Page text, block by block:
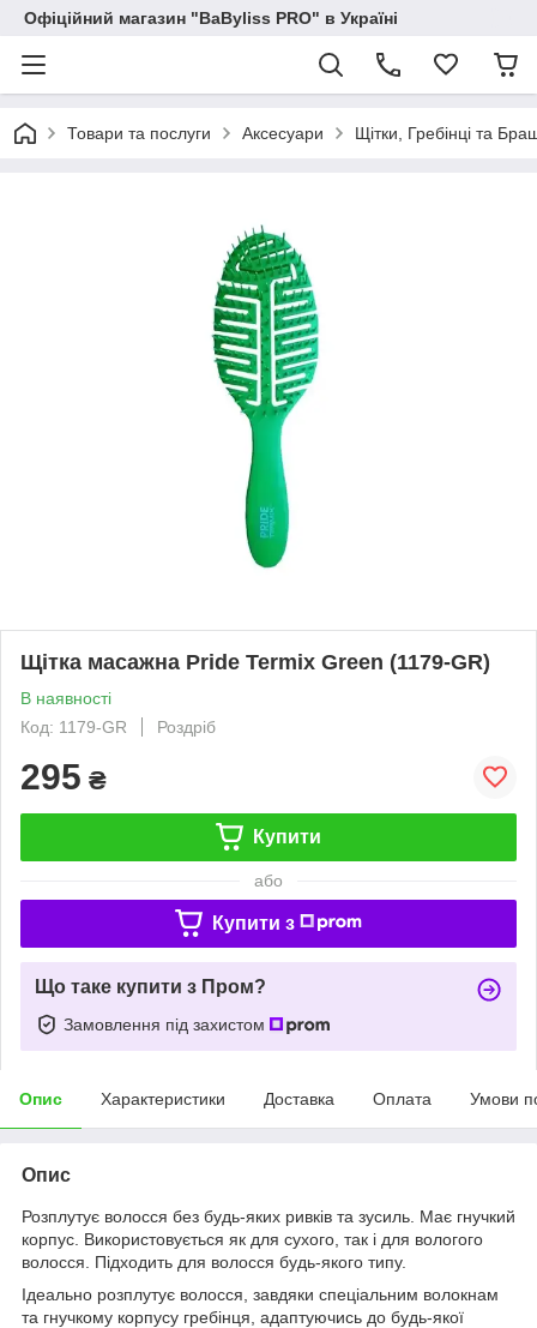
Офіційний магазин "BaByliss PRO" в Україні
Товари та послуги Аксесуари Щітки, Гребінці та
Щітка масажна Pride Termix Green (1179-GR)
В наявності
Код: 1179-GR
Роздріб
295 ₴
Купити
або
Купити з
Що таке купити з Пром?
Замовлення під захистом
Опис Характеристики Доставка Оплата Умови
Опис
Розплутує волосся без будь-яких ривків та зусиль. Має гнучкий
корпус. Використовується як для сухого, так і для вологого
волосся. Підходить для волосся будь-якого типу.
Ідеально розплутує волосся, завдяки спеціальним волокнам
та гнучкому корпусу гребінця, адаптуючись до будь-якої